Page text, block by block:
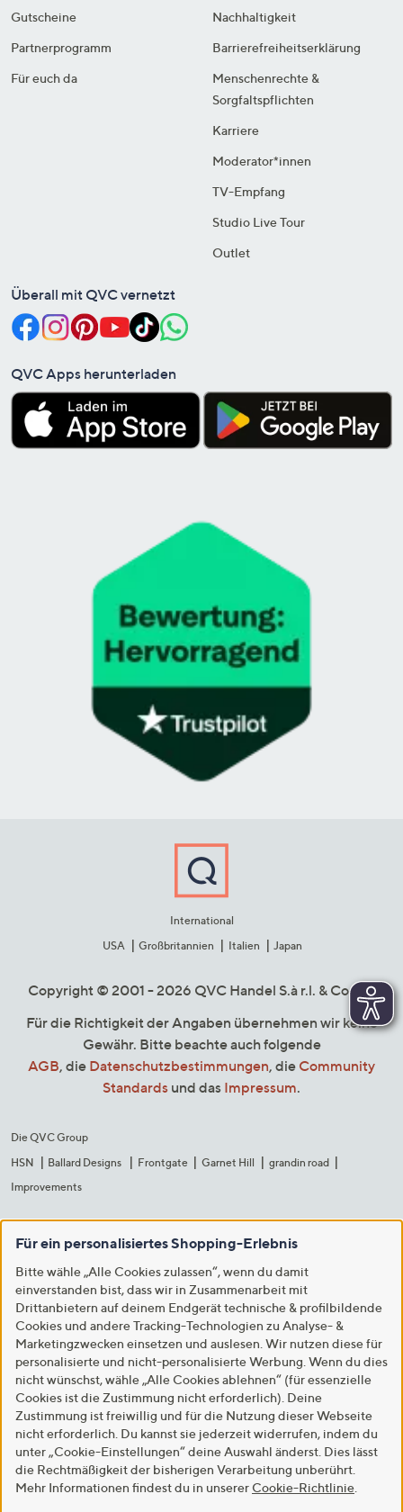
Gutscheine
Partnerprogramm
Für euch da
Nachhaltigkeit
Barrierefreiheitserklärung
Menschenrechte &
Sorgfaltspflichten
Karriere
Moderator*innen
TV-Empfang
Studio Live Tour
Outlet
Überall mit QVC vernetzt
QVC Apps herunterladen
International
USA
Großbritannien Italien Japan
Copyright © 2001 - 2026 QVC Handel S.à r.l. & Co. KG
Für die Richtigkeit der Angaben übernehmen wir keine
Gewähr. Bitte beachte auch folgende
AGB, die Datenschutzbestimmungen, die Community
Standards und das Impressum.
Die QVC Group
HSN
Ballard Designs Frontgate Garnet Hill
grandin road
Improvements
Für ein personalisiertes Shopping-Erlebnis
Bitte wähle „Alle Cookies zulassen“, wenn du damit
einverstanden bist, dass wir in Zusammenarbeit mit
Drittanbietern auf deinem Endgerät technische & profilbildende
Cookies und andere Tracking-Technologien zu Analyse- &
Marketingzwecken einsetzen und auslesen. Wir nutzen diese für
personalisierte und nicht-personalisierte Werbung. Wenn du dies
nicht wünschst, wähle „Alle Cookies ablehnen“ (für essenzielle
Cookies ist die Zustimmung nicht erforderlich). Deine
Zustimmung ist freiwillig und für die Nutzung dieser Webseite
nicht erforderlich. Du kannst sie jederzeit widerrufen, indem du
unter „Cookie-Einstellungen“ deine Auswahl änderst. Dies lässt
die Rechtmäßigkeit der bisherigen Verarbeitung unberührt.
Mehr Informationen findest du in unserer Cookie-Richtlinie